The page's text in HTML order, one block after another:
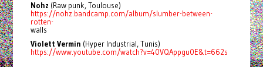
Nohz (Raw punk, Toulouse)
https://nohz.bandcamp.com/album/slumber-between-
rotten-
walls
Violett Vermin (Hyper Industrial, Tunis)
https://www.youtube.com/watch?v=40VQAppgu0E&t=662s